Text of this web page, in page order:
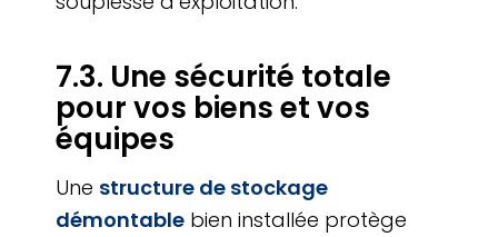
7.3. Une sécurité totale
pour vos biens et vos
équipes
Une structure de stockage
démontable bien installée protège